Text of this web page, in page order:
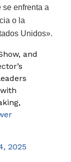
enfrenta a
o la
Unidos».
and
2025